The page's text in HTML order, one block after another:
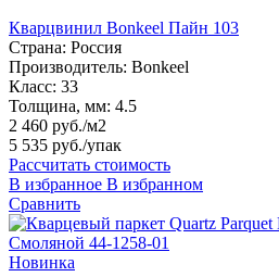
Кварцвинил Bonkeel Пайн 103
Страна: Россия
Производитель: Bonkeel
Класс: 33
Толщина, мм: 4.5
2 460 руб./м2
5 535 руб./упак
Рассчитать стоимость
В избранное В избранном
Сравнить
Новинка